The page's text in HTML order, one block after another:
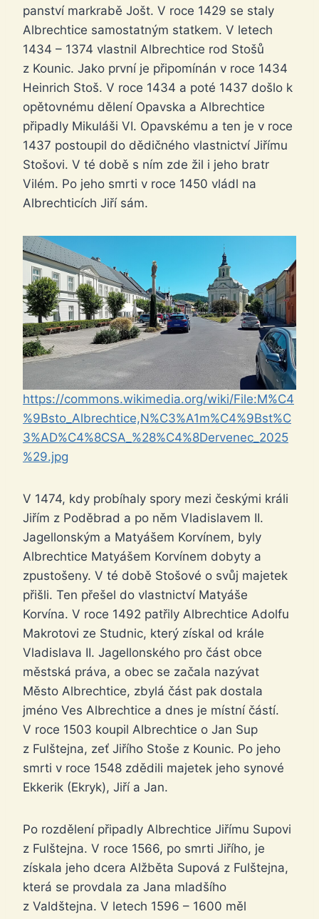
panství markrabě Jošt. V roce 1429 se staly
Albrechtice samostatným statkem. V letech
1434 – 1374 vlastnil Albrechtice rod Stošů
z Kounic. Jako první je připomínán v roce 1434
Heinrich Stoš. V roce 1434 a poté 1437 došlo k
opětovnému dělení Opavska a Albrechtice
připadly Mikuláši VI. Opavskému a ten je v roce
1437 postoupil do dědičného vlastnictví Jiřímu
Stošovi. V té době s ním zde žil i jeho bratr
Vilém. Po jeho smrti v roce 1450 vládl na
Albrechticích Jiří sám.
https://commons.wikimedia.org/wiki/File:M%C4
%9Bsto_Albrechtice,N%C3%A1m%C4%9Bst%C
3%AD%C4%8CSA_%28%C4%8Dervenec_2025
%29.jpg
V 1474, kdy probíhaly spory mezi českými králi
Jiřím z Poděbrad a po něm Vladislavem II.
Jagellonským a Matyášem Korvínem, byly
Albrechtice Matyášem Korvínem dobyty a
zpustošeny. V té době Stošové o svůj majetek
přišli. Ten přešel do vlastnictví Matyáše
Korvína. V roce 1492 patřily Albrechtice Adolfu
Makrotovi ze Studnic, který získal od krále
Vladislava II. Jagellonského pro část obce
městská práva, a obec se začala nazývat
Město Albrechtice, zbylá část pak dostala
jméno Ves Albrechtice a dnes je místní částí.
V roce 1503 koupil Albrechtice o Jan Sup
z Fulštejna, zeť Jiřího Stoše z Kounic. Po jeho
smrti v roce 1548 zdědili majetek jeho synové
Ekkerik (Ekryk), Jiří a Jan.
Po rozdělení připadly Albrechtice Jiřímu Supovi
z Fulštejna. V roce 1566, po smrti Jiřího, je
získala jeho dcera Alžběta Supová z Fulštejna,
která se provdala za Jana mladšího
z Valdštejna. V letech 1596 – 1600 měl